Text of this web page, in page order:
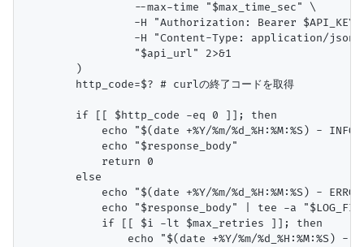
                 --max-time "$max_time_sec" \
-H "Authorization: Bearer $API_KEY"
-H "Content-Type: application/json"
                 "$api_url" 2>&1
        )
        http_code=$? # curlの終了コードを取得
        if [[ $http_code -eq 0 ]]; then
echo "$(date +%Y/%m/%d_%H:%M:%S) - INFO:
            echo "$response_body"
            return 0
        else
echo "$(date +%Y/%m/%d_%H:%M:%S) -
echo "$response_body" | tee -a
            if [[ $i -lt $max_retries ]]; then
echo "$(date +%Y/%m/%d_%H:%M:%S) -